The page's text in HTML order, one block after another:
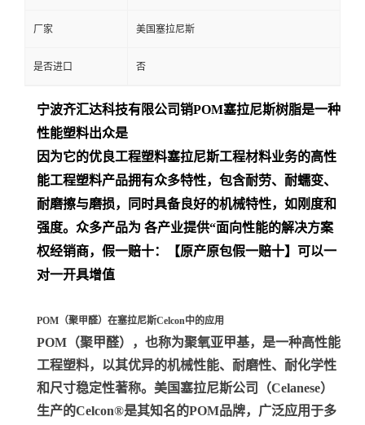
厂家 美国塞拉尼斯
是否进口 否
宁波齐汇达科技有限公司销POM塞拉尼斯树脂是一种
性能塑料出众是
因为它的优良工程塑料塞拉尼斯工程材料业务的高性
能工程塑料产品拥有众多特性，包含耐劳、耐蠕变、
耐磨擦与磨损，同时具备良好的机械特性，如刚度和
强度。众多产品为 各产业提供“面向性能的解决方案
权经销商，假一赔十：【原产原包假一赔十】可以一
对一开具增值
POM（聚甲醛）在塞拉尼斯Celcon中的应用
POM（聚甲醛）
，也称为聚氧亚甲基，是一种高性能
工程塑料，以其优异的机械性能、耐磨性、耐化学性
和尺寸稳定性著称。美国塞拉尼斯公司（Celanese）
生产的Celcon®是其知名的POM品牌，广泛应用于多